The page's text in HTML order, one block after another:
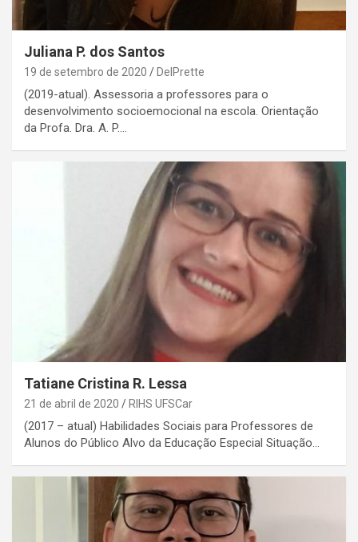
Juliana P. dos Santos
19 de setembro de 2020 DelPrette
(2019-atual). Assessoria a professores para o
desenvolvimento socioemocional na escola. Orientação
da Profa. Dra. A. P.…
Tatiane Cristina R. Lessa
21 de abril de 2020 RIHS UFSCar
(2017 – atual) Habilidades Sociais para Professores de
Alunos do Público Alvo da Educação Especial Situação…